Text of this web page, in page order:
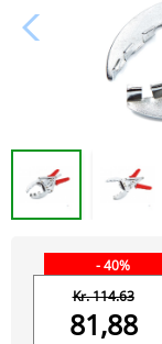
- 40%
Kr. 114.63
81,88